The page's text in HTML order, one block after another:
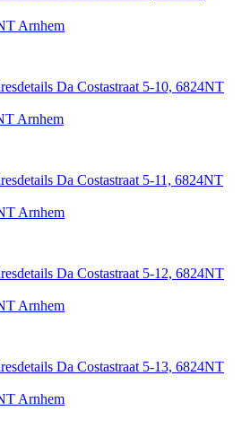
Arnhem
Da Costastraat 5-10, 6824NT
Arnhem
Da Costastraat 5-11, 6824NT
Arnhem
Da Costastraat 5-12, 6824NT
Arnhem
Da Costastraat 5-13, 6824NT
Arnhem